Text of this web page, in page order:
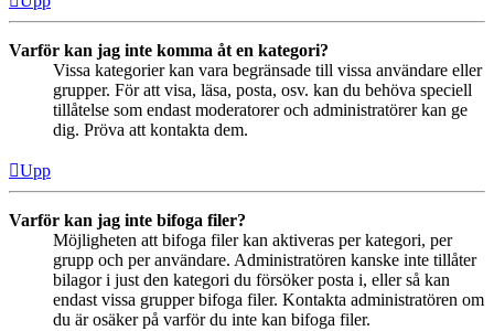
Varför kan jag inte komma åt en kategori?
Vissa kategorier kan vara begränsade till vissa användare eller
grupper. För att visa, läsa, posta, osv. kan du behöva speciell
tillåtelse som endast moderatorer och administratörer kan ge
dig. Pröva att kontakta dem.
Upp
Varför kan jag inte bifoga filer?
Möjligheten att bifoga filer kan aktiveras per kategori, per
grupp och per användare. Administratören kanske inte tillåter
bilagor i just den kategori du försöker posta i, eller så kan
endast vissa grupper bifoga filer. Kontakta administratören om
du är osäker på varför du inte kan bifoga filer.